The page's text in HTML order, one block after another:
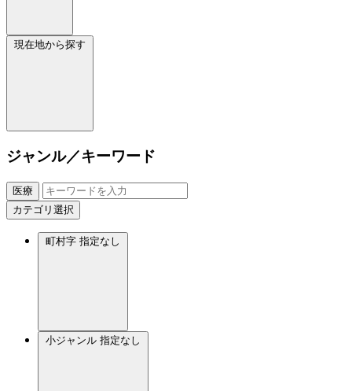
現在地から探す
ジャンル／キーワード
医療
カテゴリ選択
町村字 指定なし
小ジャンル 指定なし